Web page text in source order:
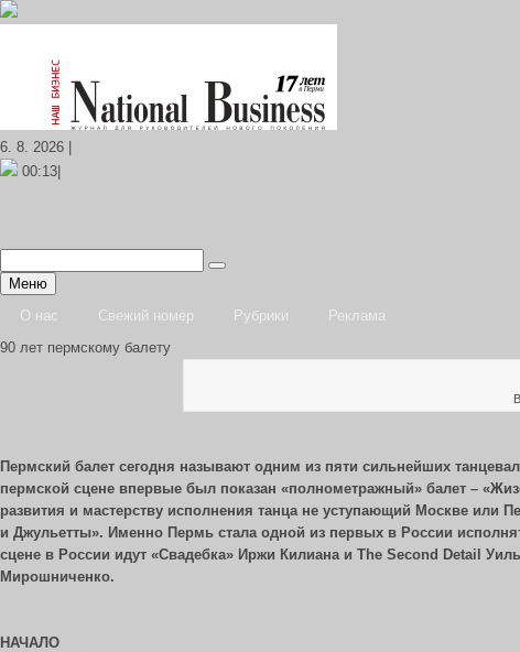
6. 8. 2026 |
00:13|
Меню
О нас
Свежий номер Рубрики
Реклама
90 лет пермскому балету
Пермский балет сегодня называют одним из пяти сильнейших
пермской сцене впервые был показан «полнометражный» балет –
развития и мастерству исполнения танца не уступающий Москве или
и Джульетты». Именно Пермь стала одной из первых в России
сцене в России идут «Свадебка» Иржи Килиана и The Second Detail
Мирошниченко.
НАЧАЛО